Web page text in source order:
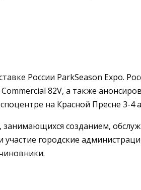
России ParkSeason Expo.
82V, а также
на Красной Пресне 3-4
занимающихся созданием,
городские